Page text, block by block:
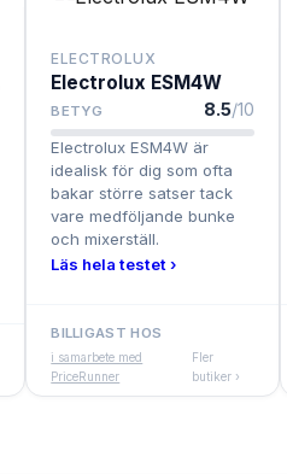
ELECTROLUX
Electrolux ESM4W
BETYG 8.5/10
Electrolux ESM4W är
idealisk för dig som ofta
bakar större satser tack
vare medföljande bunke
och mixerställ.
Läs hela testet ›
BILLIGAST HOS
i samarbete med
PriceRunner
Fler
butiker ›